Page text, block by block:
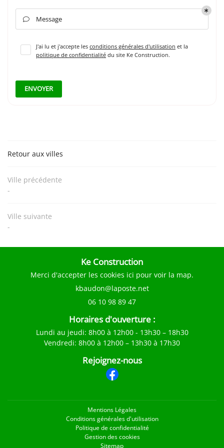
 Message
J'ai lu et j'accepte les conditions générales d'utilisation et la
politique de confidentialité du site Ke Construction.
ENVOYER
Retour aux villes
Ville précédente
-
Ville suivante
-
Ke Construction
Merci d'accepter les cookies ici pour voir la map.
06 10 98 89 47
Horaires d'ouverture :
Lundi au jeudi: 8h00 à 12h00 - 13h30 – 18h30
Vendredi: 8h00 à 12h00 – 13h30 à 17h30
Rejoignez-nous
Mentions Légales
Conditions générales d'utilisation
Politique de confidentialité
Gestion des cookies
Sitemap